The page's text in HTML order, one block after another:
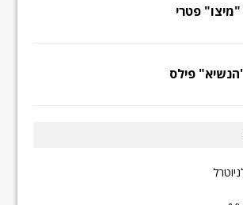
"מיצו" פטרי
"הנשיא" פילס